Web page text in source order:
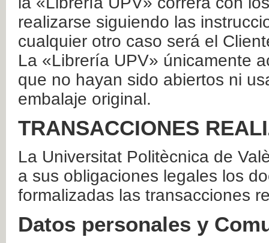
realizarse siguiendo las
cualquier otro caso será el
La «Librería UPV» únicamente
que no hayan sido abiertos ni
embalaje original.
TRANSACCIONES
La Universitat Politècnica de
a sus obligaciones legales los
formalizadas las transacciones
Datos personales y